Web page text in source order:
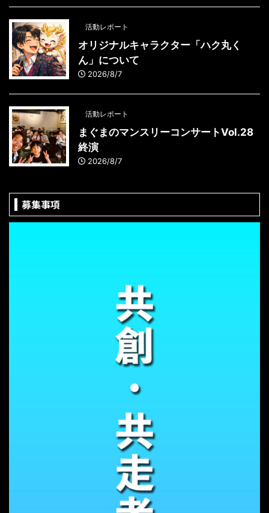
活動レポート
オリジナルキャラクター「ハク丸く
ん」について
2026/8/7
活動レポート
まぐまのマンスリーコンサートVol.28
終演
2026/8/7
募集事項